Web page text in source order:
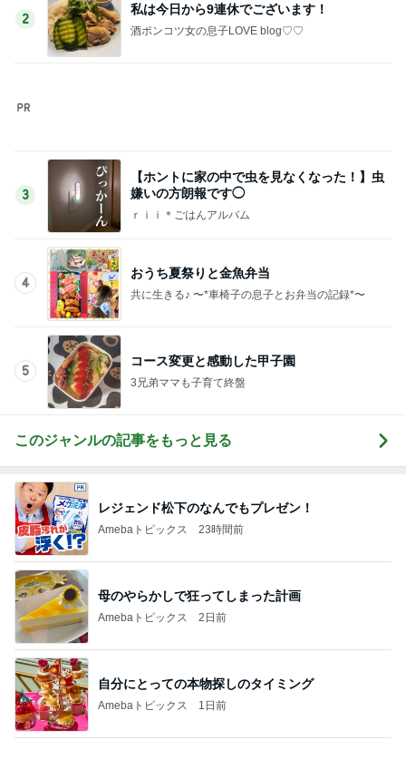
2
私は今日から9連休でございます！
酒ポンコツ女の息子LOVE blog♡♡
3
【ホントに家の中で虫を見なくなった！】虫
嫌いの方朗報です◯
ｒｉｉ＊ごはんアルバム
4
おうち夏祭りと金魚弁当
共に生きる♪ 〜*車椅子の息子とお弁当の記録*〜
5
コース変更と感動した甲子園
3兄弟ママも子育て終盤
このジャンルの記事をもっと見る
レジェンド松下のなんでもプレゼン！
Amebaトピックス 23時間前
母のやらかしで狂ってしまった計画
Amebaトピックス 2日前
自分にとっての本物探しのタイミング
Amebaトピックス 1日前